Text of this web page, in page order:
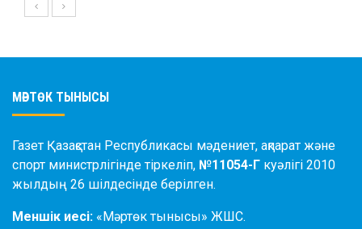
МӘРТӨК ТЫНЫСЫ
Газет Қазақстан Республикасы мәдениет, ақпарат және
спорт министрлігінде тіркеліп, №11054-Г куәлігі 2010
жылдың 26 шілдесінде берілген.
Меншік иесі: «Мәртөк тынысы» ЖШС.